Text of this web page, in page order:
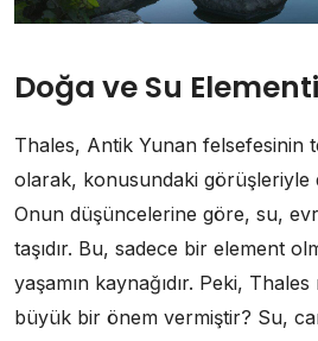
Doğa ve Su Elementi
Thales, Antik Yunan felsefesinin
olarak, konusundaki görüşleriyle
Onun düşüncelerine göre, su,
taşıdır. Bu, sadece bir element
yaşamın kaynağıdır. Peki,
büyük bir önem vermiştir? Su,